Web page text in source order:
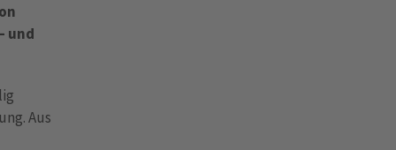
und
Aus